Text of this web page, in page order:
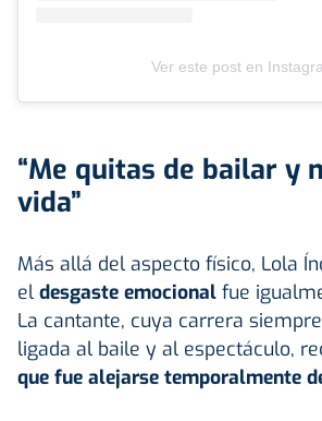
Ver este post en
“Me quitas de bailar y
vida”
Más allá del aspecto físico, Lola
el desgaste emocional fue
La cantante, cuya carrera
ligada al baile y al espectáculo,
que fue alejarse temporalmente